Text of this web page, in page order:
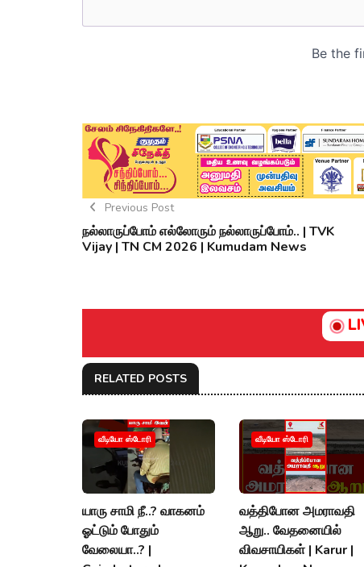
Previous Post
நல்லாருப்போம் எல்லோரும் நல்லாருப்போம்.. | TVK
Vijay | TN CM 2026 | Kumudam News
RELATED POSTS
வீடியோ ஸ்டோரி
யாரு சாமி நீ..? வாகனம்
ஓட்டும் போதும்
வேலையா..? |
வீடியோ ஸ்டோரி
வத்திபோன அமராவதி
ஆறு.. வேதனையில்
விவசாயிகள் | Karur |